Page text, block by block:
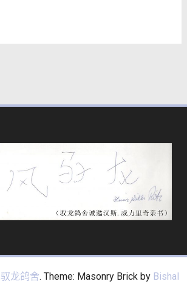
驭龙鸽舍. Theme: Masonry Brick by Bishal